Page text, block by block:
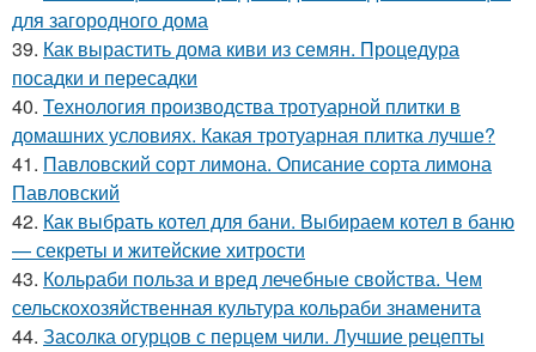
для загородного дома
39. Как вырастить дома киви из семян. Процедура
посадки и пересадки
40. Технология производства тротуарной плитки в
домашних условиях. Какая тротуарная плитка лучше?
41. Павловский сорт лимона. Описание сорта лимона
Павловский
42. Как выбрать котел для бани. Выбираем котел в баню
— секреты и житейские хитрости
43. Кольраби польза и вред лечебные свойства. Чем
сельскохозяйственная культура кольраби знаменита
44. Засолка огурцов с перцем чили. Лучшие рецепты